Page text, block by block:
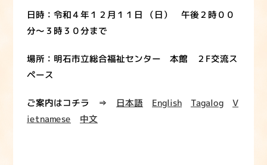
日時：令和４年１２月１１日 （日） 午後２時００
分～３時３０分まで
場所：明石市立総合福祉センター 本館 ２F交流ス
ペース
ご案内はコチラ ⇒ 日本語 English Tagalog V
ietnamese 中文